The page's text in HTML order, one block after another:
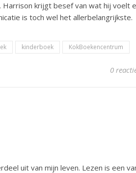
krijgt besef van wat hij voelt
is toch wel het allerbelangrijkste.
kinderboek KokBoekencentrum
0
uit van mijn leven. Lezen is een